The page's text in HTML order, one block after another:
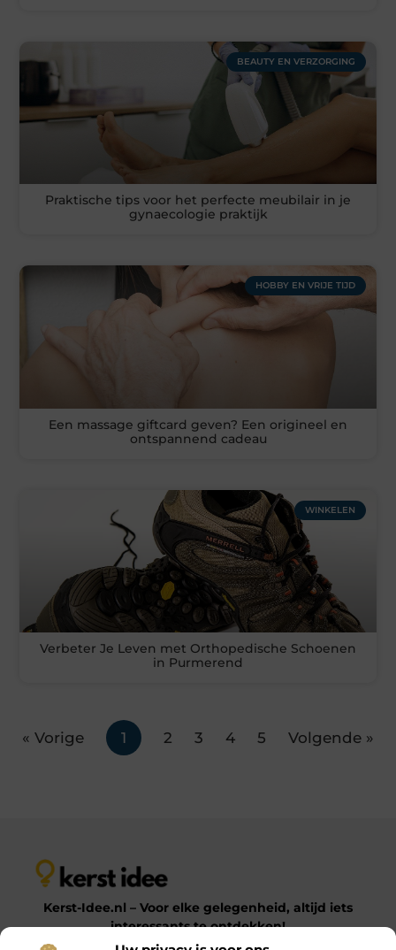
BEAUTY EN VERZORGING
Praktische tips voor het perfecte meubilair in je
gynaecologie praktijk
HOBBY EN VRIJE TIJD
Een massage giftcard geven? Een origineel en
ontspannend cadeau
WINKELEN
Verbeter Je Leven met Orthopedische Schoenen
in Purmerend
« Vorige 1 2 3 4 5 Volgende »
Kerst-Idee.nl – Voor elke gelegenheid, altijd iets
interessants te ontdekken!